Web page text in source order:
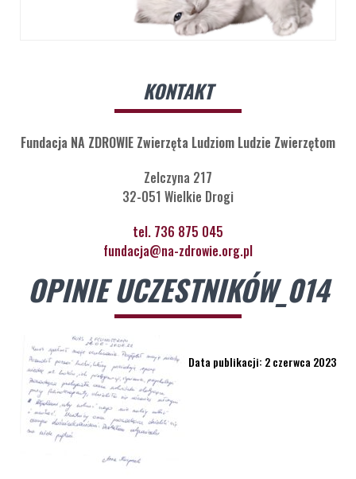
KONTAKT
Fundacja NA ZDROWIE Zwierzęta Ludziom Ludzie Zwierzętom
Zelczyna 217
32-051 Wielkie Drogi
tel. 736 875 045
fundacja@na-zdrowie.org.pl
OPINIE UCZESTNIKÓW_014
Data publikacji: 2 czerwca 2023